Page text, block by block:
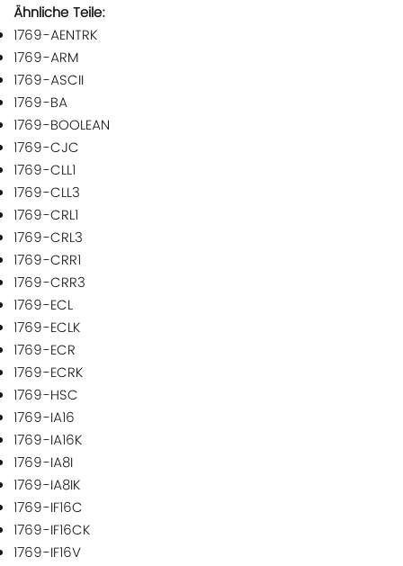
Ähnliche Teile:
1769-AENTRK
1769-ARM
1769-ASCII
1769-BA
1769-BOOLEAN
1769-CJC
1769-CLL1
1769-CLL3
1769-CRL1
1769-CRL3
1769-CRR1
1769-CRR3
1769-ECL
1769-ECLK
1769-ECR
1769-ECRK
1769-HSC
1769-IA16
1769-IA16K
1769-IA8I
1769-IA8IK
1769-IF16C
1769-IF16CK
1769-IF16V